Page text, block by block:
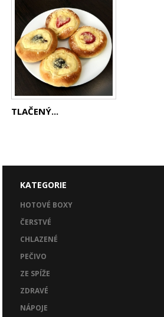
TLAČENÝ...
KATEGORIE
HOTOVÉ BOXY
ČERSTVÉ
CHLAZENÉ
PEČIVO
ZE SPÍŽE
ZDRAVÉ
NÁPOJE